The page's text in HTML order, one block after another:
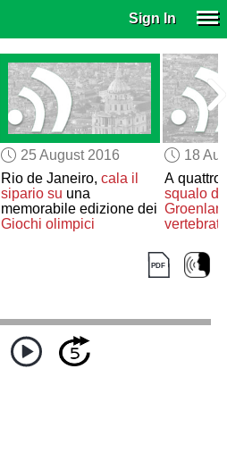
Sign In
25 August 2016
Rio de Janeiro, cala il
sipario su una
memorabile edizione dei
Giochi olimpici
18
A
squalo